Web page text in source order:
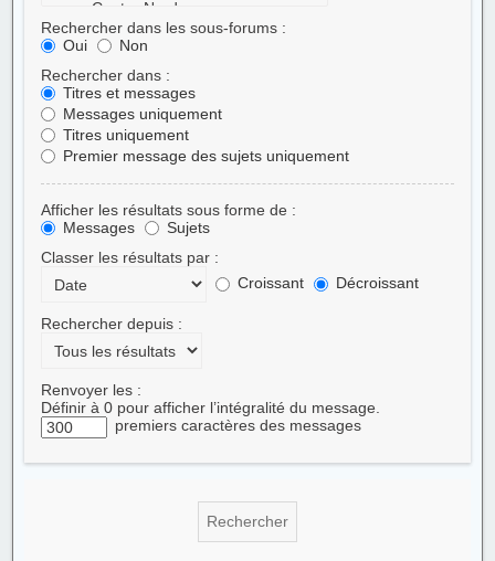
Rechercher dans les sous-forums :
Oui
Non
Rechercher dans :
Titres et messages
Messages uniquement
Titres uniquement
Premier message des sujets uniquement
Afficher les résultats sous forme de :
Messages
Sujets
Classer les résultats par :
Croissant
Décroissant
Rechercher depuis :
Renvoyer les :
Définir à 0 pour afficher l’intégralité du message.
premiers caractères des messages